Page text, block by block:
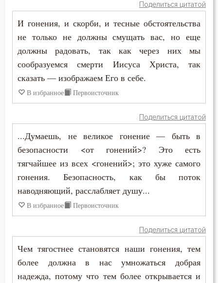
Беседа
Беснование
Беспечность
Бесплодие
Благоговение
Благодать
Благоразумие
Благочестие
Блуд
Бог
Макарий Великий
Никон Оптинский (Беляев)
Поделиться цитатой
И гонения, и скорби, и тесные обстоятельства
не только не должны смущать вас, но еще
должны радовать, так как через них мы
сообразуемся смерти Иисуса Христа, так
сказать — изображаем Его в себе.
В избранное Первоисточник
Поделиться цитатой
...Думаешь, не великое гонение — быть в
безопасности <от гонений>? Это есть
тягчайшее из всех <гонений>; это хуже самого
гонения. Безопасность, как бы поток
наводняющий, расслабляет душу...
В избранное Первоисточник
Поделиться цитатой
Чем тягостнее становятся наши гонения, тем
более должна в нас умножаться добрая
надежда, потому что тем более открывается и